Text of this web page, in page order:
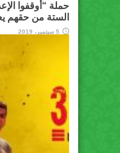
حملة “أوقفوا
الستة من حقهم
5 سبتمبر، 2019